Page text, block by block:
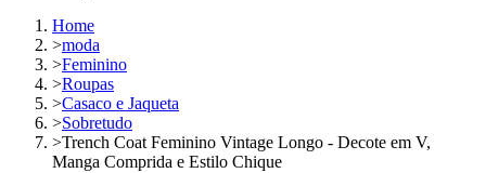
Home
>moda
>Feminino
>Roupas
>Casaco e Jaqueta
>Sobretudo
>Trench Coat Feminino Vintage Longo - Decote em V,
Manga Comprida e Estilo Chique